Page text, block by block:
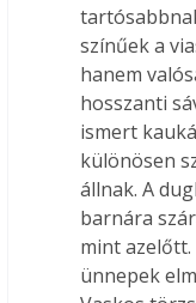
színűek a
hanem
hosszanti
ismert
különösen
állnak. A
barnára
mint
ünnepek